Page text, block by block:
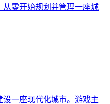
从零开始规划并管理一座城
设一座现代化城市。游戏主